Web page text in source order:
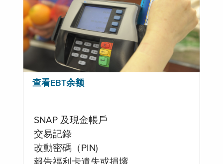
查看EBT余额
SNAP 及現金帳戶
交易記錄
改動密碼（PIN)